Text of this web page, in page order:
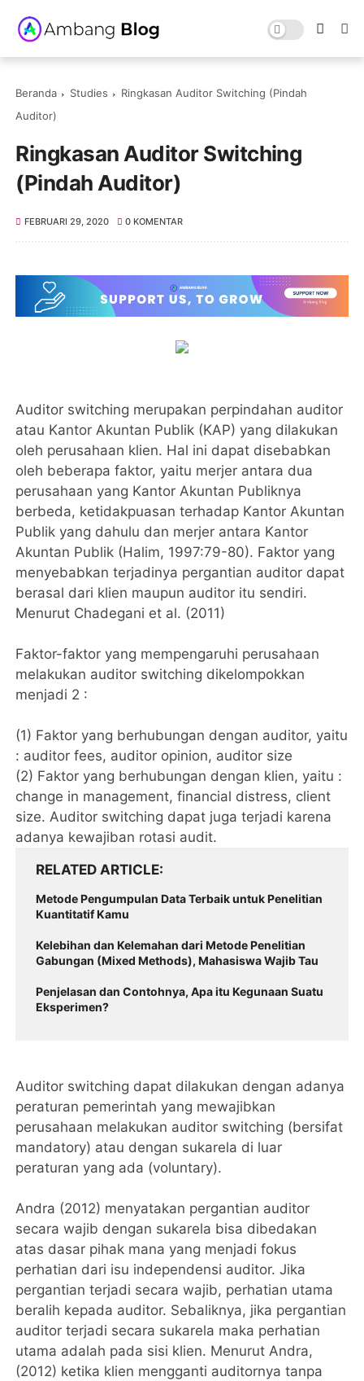
Beranda Studies
Ringkasan Auditor Switching (Pindah
Auditor)
Ringkasan Auditor Switching
(Pindah Auditor)
FEBRUARI 29, 2020 0 KOMENTAR
Auditor switching merupakan perpindahan auditor
atau Kantor Akuntan Publik (KAP) yang dilakukan
oleh perusahaan klien. Hal ini dapat disebabkan
oleh beberapa faktor, yaitu merjer antara dua
perusahaan yang Kantor Akuntan Publiknya
berbeda, ketidakpuasan terhadap Kantor Akuntan
Publik yang dahulu dan merjer antara Kantor
Akuntan Publik (Halim, 1997:79-80). Faktor yang
menyebabkan terjadinya pergantian auditor dapat
berasal dari klien maupun auditor itu sendiri.
Menurut Chadegani et al. (2011)
Faktor-faktor yang mempengaruhi perusahaan
melakukan auditor switching dikelompokkan
menjadi 2 :
(1) Faktor yang berhubungan dengan auditor, yaitu
: auditor fees, auditor opinion, auditor size
(2) Faktor yang berhubungan dengan klien, yaitu :
change in management, financial distress, client
size. Auditor switching dapat juga terjadi karena
adanya kewajiban rotasi audit.
RELATED ARTICLE
Metode Pengumpulan Data Terbaik untuk Penelitian
Kuantitatif Kamu
Kelebihan dan Kelemahan dari Metode Penelitian
Gabungan (Mixed Methods), Mahasiswa Wajib Tau
Penjelasan dan Contohnya, Apa itu Kegunaan Suatu
Eksperimen?
Auditor switching dapat dilakukan dengan adanya
peraturan pemerintah yang mewajibkan
perusahaan melakukan auditor switching (bersifat
mandatory) atau dengan sukarela di luar
peraturan yang ada (voluntary).
Andra (2012) menyatakan pergantian auditor
secara wajib dengan sukarela bisa dibedakan
atas dasar pihak mana yang menjadi fokus
perhatian dari isu independensi auditor. Jika
pergantian terjadi secara wajib, perhatian utama
beralih kepada auditor. Sebaliknya, jika pergantian
auditor terjadi secara sukarela maka perhatian
utama adalah pada sisi klien. Menurut Andra,
(2012) ketika klien mengganti auditornya tanpa